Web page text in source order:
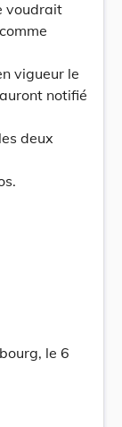
voudrait
vigueur le
notifié
deux
le 6